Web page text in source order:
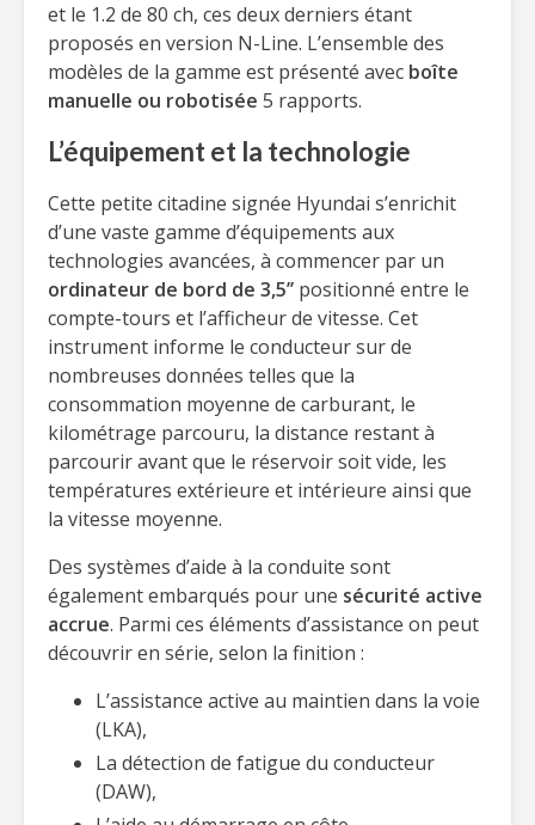
et le 1.2 de 80 ch, ces deux derniers étant
proposés en version N-Line. L’ensemble des
modèles de la gamme est présenté avec boîte
manuelle ou robotisée 5 rapports.
L’équipement et la technologie
Cette petite citadine signée Hyundai s’enrichit
d’une vaste gamme d’équipements aux
technologies avancées, à commencer par un
ordinateur de bord de 3,5’’ positionné entre le
compte-tours et l’afficheur de vitesse. Cet
instrument informe le conducteur sur de
nombreuses données telles que la
consommation moyenne de carburant, le
kilométrage parcouru, la distance restant à
parcourir avant que le réservoir soit vide, les
températures extérieure et intérieure ainsi que
la vitesse moyenne.
Des systèmes d’aide à la conduite sont
également embarqués pour une sécurité active
accrue. Parmi ces éléments d’assistance on peut
découvrir en série, selon la finition :
L’assistance active au maintien dans la voie
(LKA),
La détection de fatigue du conducteur
(DAW),